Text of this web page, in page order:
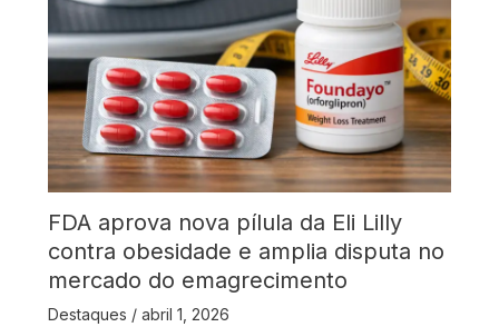
FDA aprova nova pílula da Eli Lilly
contra obesidade e amplia disputa no
mercado do emagrecimento
Destaques / abril 1, 2026